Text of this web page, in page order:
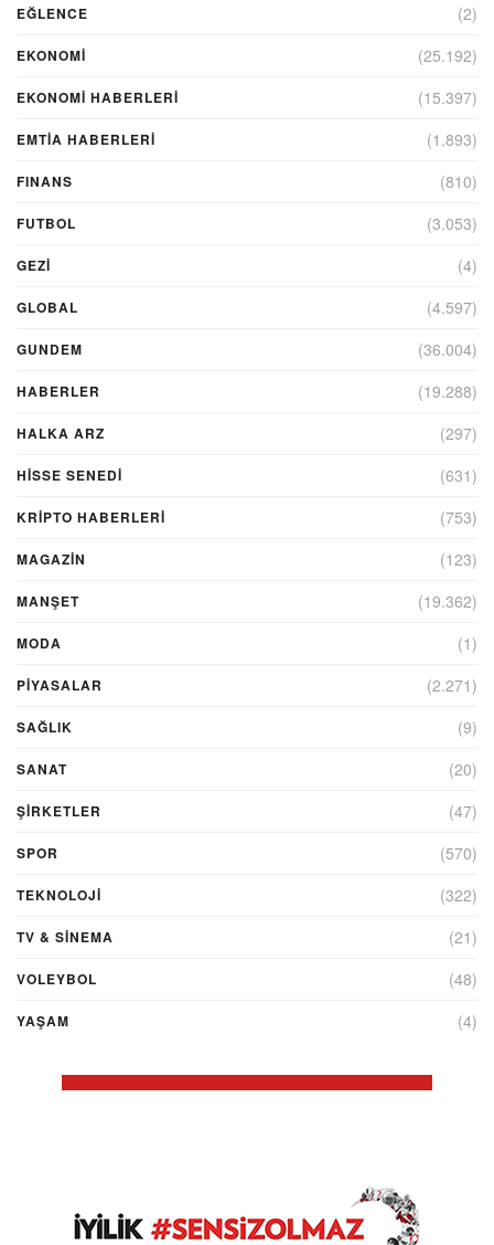
EĞLENCE (2)
EKONOMİ (25.192)
EKONOMI HABERLERI (15.397)
EMTIA HABERLERI (1.893)
FINANS (810)
FUTBOL (3.053)
GEZI (4)
GLOBAL (4.597)
GUNDEM (36.004)
HABERLER (19.288)
HALKA ARZ (297)
HİSSE SENEDİ (631)
KRIPTO HABERLERI (753)
MAGAZİN (123)
MANŞET (19.362)
MODA (1)
PİYASALAR (2.271)
SAĞLIK (9)
SANAT (20)
ŞIRKETLER (47)
SPOR (570)
TEKNOLOJİ (322)
TV & SINEMA (21)
VOLEYBOL (48)
YAŞAM (4)